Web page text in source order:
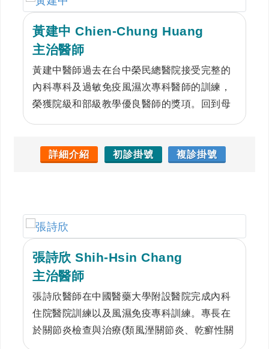
黃建中 Chien-Chung Huang
主治醫師
黃建中醫師過去在台中榮民總醫院接受完整的
內科專科及過敏免疫風濕次專科醫師的訓練，
榮獲院級和部級教學優良醫師的獎項。回到母
於110及113年度獲頒醫院優良主治醫師。
詳細介紹 初診掛號 複診掛號
張詩欣 Shih-Hsin Chang
主治醫師
張詩欣醫師在中國醫藥大學附設醫院完成內科
住院醫院訓練以及風濕免疫專科訓練。專長在
於關節炎檢查與治療(類風溼關節炎、乾癬性關